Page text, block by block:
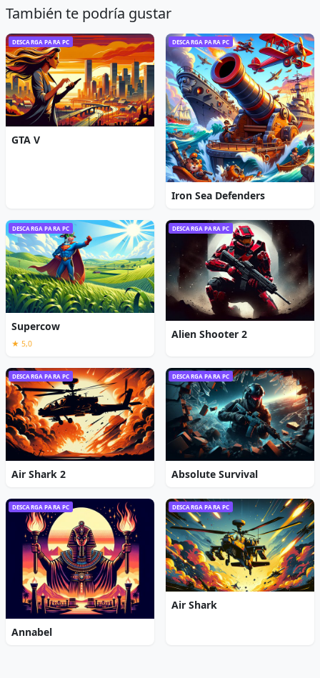
También te podría gustar
DESCARGA PARA PC
GTA V
DESCARGA PARA PC
Iron Sea Defenders
DESCARGA PARA PC
Supercow
★ 5,0
DESCARGA PARA PC
Alien Shooter 2
DESCARGA PARA PC
Air Shark 2
DESCARGA PARA PC
Absolute Survival
DESCARGA PARA PC
Annabel
DESCARGA PARA PC
Air Shark